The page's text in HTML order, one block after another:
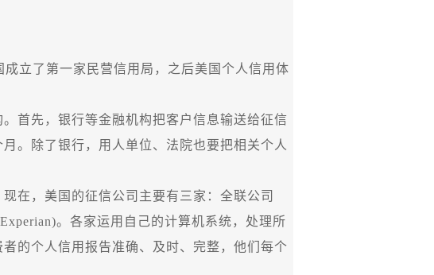
立了第一家民营信用局，之后美国个人信用体
先，银行等金融机构把客户信息输送给征信
。除了银行，用人单位、法院也要把相关个人
，美国的征信公司主要有三家：全联公司
。各家运用自己的计算机系统，处理所
的个人信用报告准确、及时、完整，他们每个